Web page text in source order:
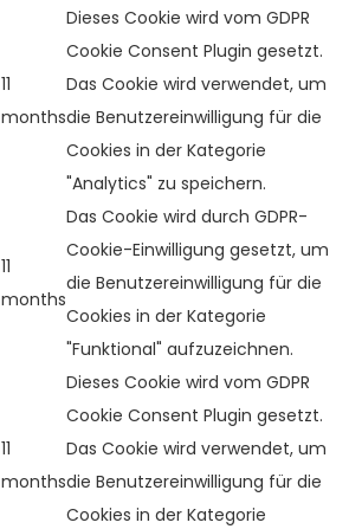
11
months
Dieses Cookie wird vom GDPR
Cookie Consent Plugin gesetzt.
Das Cookie wird verwendet, um
die Benutzereinwilligung für die
Cookies in der Kategorie
"Analytics" zu speichern.
11
months
Das Cookie wird durch GDPR-
Cookie-Einwilligung gesetzt, um
die Benutzereinwilligung für die
Cookies in der Kategorie
"Funktional" aufzuzeichnen.
11
months
Dieses Cookie wird vom GDPR
Cookie Consent Plugin gesetzt.
Das Cookie wird verwendet, um
die Benutzereinwilligung für die
Cookies in der Kategorie